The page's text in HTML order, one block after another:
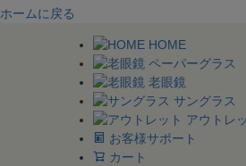
ホームに戻る
HOME
ペーパーグラス
老眼鏡
サングラス
アウトレ
お客様サポート
カート